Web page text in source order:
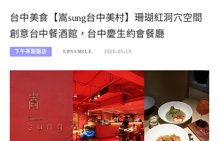
台中美食【嵩sung台中美村】珊瑚紅洞穴空間
創意台中餐酒館，台中慶生約會餐廳
下午茶甜點店 UPSSMILE 2026-05-19